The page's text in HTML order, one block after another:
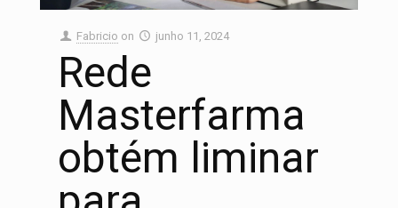
Fabricio on junho 11, 2024
Rede
Masterfarma
obtém liminar